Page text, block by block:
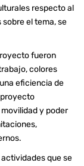
respecto al
el tema, se
fueron
colores
eficiencia de
y poder
que se